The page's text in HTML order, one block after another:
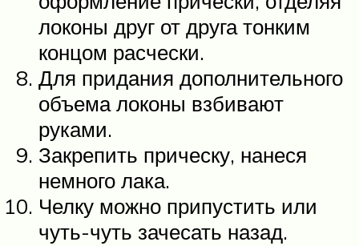
локоны друг от друга тонким
концом расчески.
Для придания дополнительного
объема локоны взбивают
руками.
Закрепить прическу, нанеся
немного лака.
Челку можно припустить или
чуть-чуть зачесать назад.